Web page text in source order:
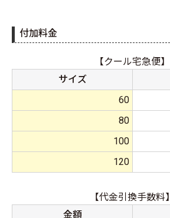
付加料金
【クール宅急便】
サイズ
60
80
100
120
【代金引換手数料】
金額